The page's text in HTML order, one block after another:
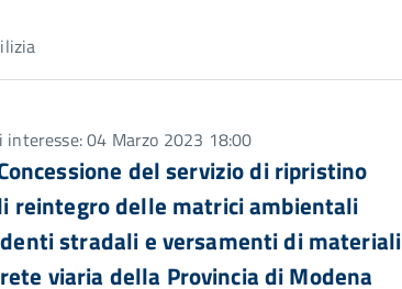
interesse: 04 Marzo 2023 18:00
del servizio di ripristino
reintegro delle matrici ambientali
stradali e versamenti di materiali
viaria della Provincia di Modena